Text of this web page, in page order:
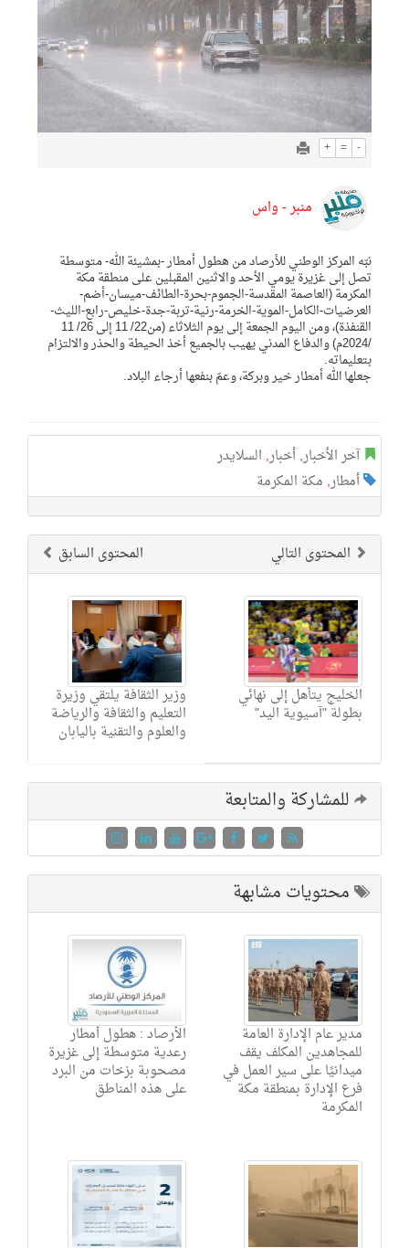
+ = -
منبر - واس
نبّه المركز الوطني للأرصاد من هطول أمطار -بمشيئة الله- متوسطة
تصل إلى غزيرة يومي الأحد والاثنين المقبلين على منطقة مكة
المكرمة (العاصمة المقدسة-الجموم-بحرة-الطائف-ميسان-أضم-
العرضيات-الكامل-الموية-الخرمة-رنية-تربة-جدة-خليص-رابع-الليث-
القنفذة)، ومن اليوم الجمعة إلى يوم الثلاثاء (من22/ 11 إلى 26/ 11
/2024م) والدفاع المدني يهيب بالجميع أخذ الحيطة والحذر والالتزام
بتعليماته.
جعلها الله أمطار خير وبركة، وعمّ بنفعها أرجاء البلاد.
آخر الأخبار,أخبار, السلايدر
أمطار, مكة المكرمة
المحتوى السابق المحتوى التالي
وزير الثقافة يلتقي وزيرة
التعليم والثقافة والرياضة
والعلوم والتقنية باليابان
الخليج يتأهل إلى نهائي
بطولة "آسيوية اليد"
للمشاركة والمتابعة
محتويات مشابهة
الأرصاد : هطول أمطار
رعدية متوسطة إلى غزيرة
مصحوبة بزخات من البرد
على هذه المناطق
مدير عام الإدارة العامة
للمجاهدين المكلف يقف
ميدانيًا على سير العمل في
فرع الإدارة بمنطقة مكة
المكرمة